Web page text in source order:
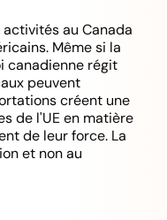
au Canada
Même si la
canadienne régit
peuvent
créent une
de l'UE en matière
de leur force. La
et non au